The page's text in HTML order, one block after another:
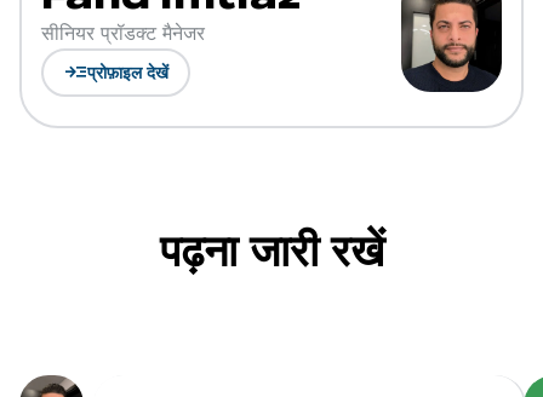
सीनियर प्रॉडक्ट मैनेजर
read_moreप्रोफ़ाइल देखें
पढ़ना जारी रखें